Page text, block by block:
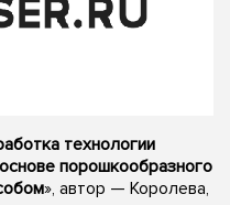
технологии
порошкообразного
», автор — Королева,